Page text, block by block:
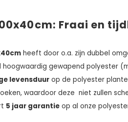
Fraai en
heeft door o.a. zijn dubbel
gewapend polyester
levensduur op de polyester
waardoor deze niet zullen
5 jaar garantie op al onze